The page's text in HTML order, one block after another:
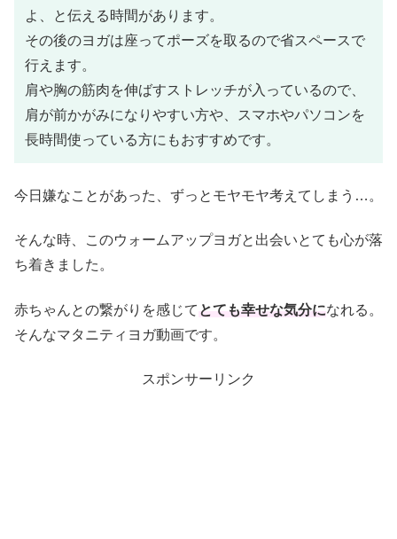
よ、と伝える時間があります。
その後のヨガは座ってポーズを取るので省スペースで
行えます。
肩や胸の筋肉を伸ばすストレッチが入っているので、
肩が前かがみになりやすい方や、スマホやパソコンを
長時間使っている方にもおすすめです。
今日嫌なことがあった、ずっとモヤモヤ考えてしまう…。
そんな時、このウォームアップヨガと出会いとても心が落
ち着きました。
赤ちゃんとの繋がりを感じて とても幸せな気分になれる。
そんなマタニティヨガ動画です。
スポンサーリンク